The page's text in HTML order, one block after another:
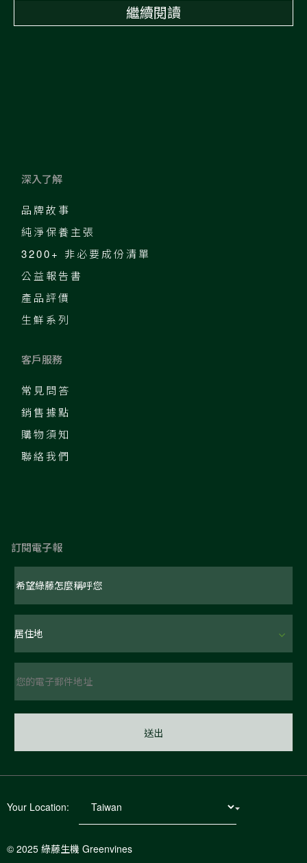
繼續閱讀
深入了解
品牌故事
純淨保養主張
3200+ 非必要成份清單
公益報告書
產品評價
生鮮系列
客戶服務
常見問答
銷售據點
購物須知
聯絡我們
訂閱電子報
© 2025 綠藤生機 Greenvines
Your Location: